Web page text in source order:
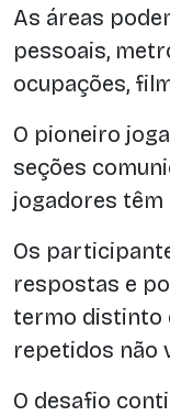
As áreas
pessoais,
ocupações,
O pioneiro
seções
jogadores têm
Os
respostas e
termo distinto
repetidos não
O desafio